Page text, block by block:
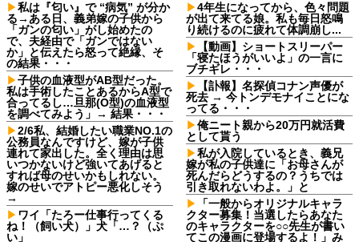
私は『匂い』で “病気” が分か
る→ある日、義弟嫁の子供から
「ガンの匂い」がし始めたの
で、夫経由で「ガンではない
か」と伝えたら怒って絶縁、そ
の結果・・・
子供の血液型がAB型だった。
私は手術したことあるからA型で
合ってるし…旦那(O型)の血液型
を調べてみよう」→ 結果・・・
2/6私、結婚したい職業NO.1の
公務員なんですけど、嫁が子供
連れて家出した。全く理由は思
いつかないけど強いてあげると
すれば母のせいかもしれない。
嫁のせいでアトピー悪化しそう
→
ワイ「たろー仕事行ってくる
ね！（飼い犬）」犬「…？（ぷ
い」
4年生になってから、色々問題
が出て来てる娘。私も毎日怒鳴
り続けるのに疲れて体調崩し...
【動画】ショートスリーパー
「寝たほうがいいよ」の一言に
ブチギレ・・・
【訃報】名探偵コナン声優が
死去 → 今トンデモナイことにな
ってる・・・
俺ニート親から20万円就活費
として貰う
私が入院しているとき、義兄
嫁が私の子供達に「お母さんが
死んだらどうするの？うちでは
引き取れないわよ。」と
「一般からオリジナルキャラ
クター募集！当選したらあなた
のキャラクターを○○先生が書い
てこの漫画に登場するよ！」み